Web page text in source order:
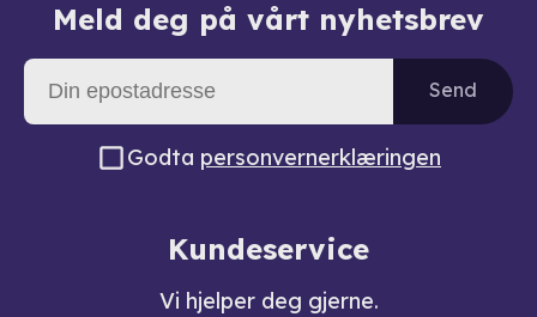
Meld deg på vårt nyhetsbrev
Send
Godta personvernerklæringen
Kundeservice
Vi hjelper deg gjerne.